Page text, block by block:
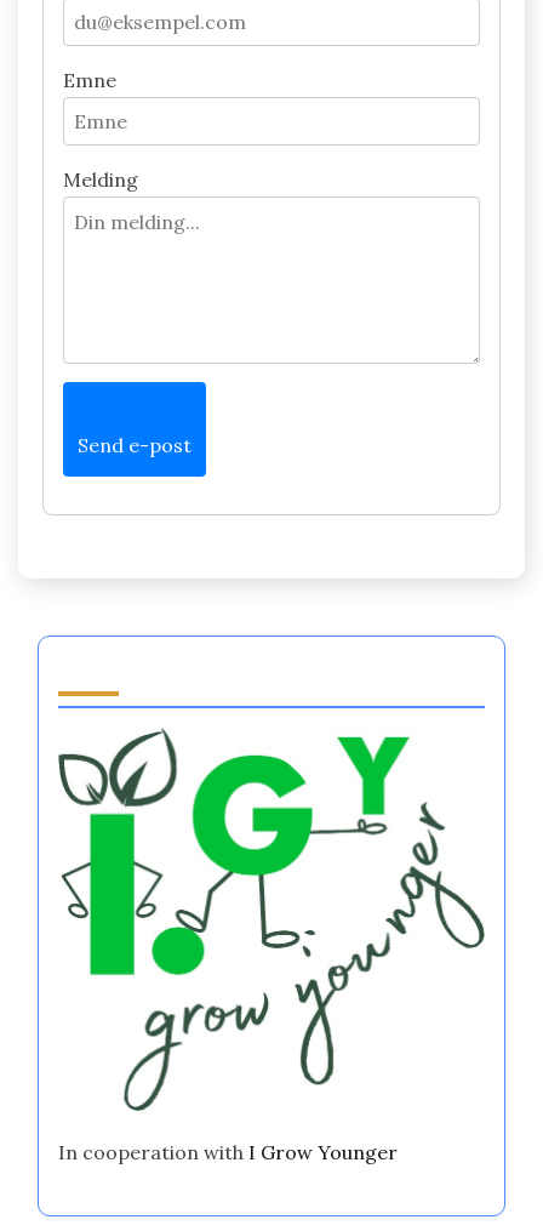
Emne
Melding
Send e-post
In cooperation with I Grow Younger